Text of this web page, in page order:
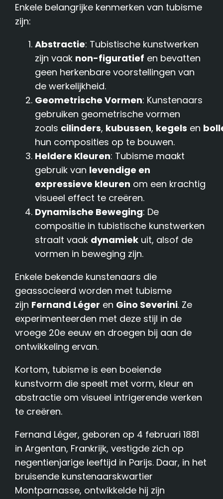
Enkele belangrijke kenmerken van tubisme
zijn:
Abstractie: Tubistische kunstwerken
zijn vaak non-figuratief en bevatten
geen herkenbare voorstellingen van
de werkelijkheid.
Geometrische Vormen: Kunstenaars
gebruiken geometrische vormen
zoals cilinders, kubussen, kegels en
hun composities op te bouwen.
Heldere Kleuren: Tubisme maakt
gebruik van levendige en
expressieve kleuren om een krachtig
visueel effect te creëren.
Dynamische Beweging: De
compositie in tubistische kunstwerken
straalt vaak dynamiek uit, alsof de
vormen in beweging zijn.
Enkele bekende kunstenaars die
geassocieerd worden met tubisme
zijn Fernand Léger en Gino Severini. Ze
experimenteerden met deze stijl in de
vroege 20e eeuw en droegen bij aan de
ontwikkeling ervan.
Kortom, tubisme is een boeiende
kunstvorm die speelt met vorm, kleur en
abstractie om visueel intrigerende werken
te creëren.
Fernand Léger, geboren op 4 februari 1881
in Argentan, Frankrijk, vestigde zich op
negentienjarige leeftijd in Parijs. Daar, in het
bruisende kunstenaarskwartier
Montparnasse, ontwikkelde hij zijn